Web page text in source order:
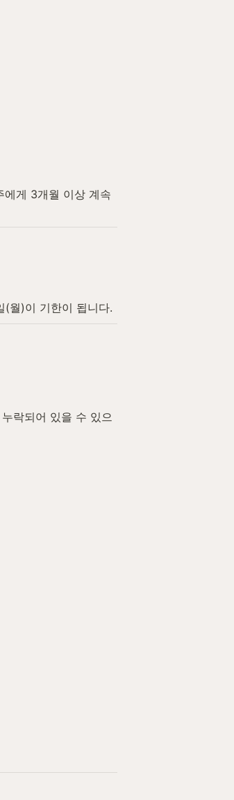
에게 3개월 이상 계속
(월)이 기한이 됩니다.
락되어 있을 수 있으